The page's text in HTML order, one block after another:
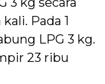
Pada 1
LPG 3 kg.
23 ribu